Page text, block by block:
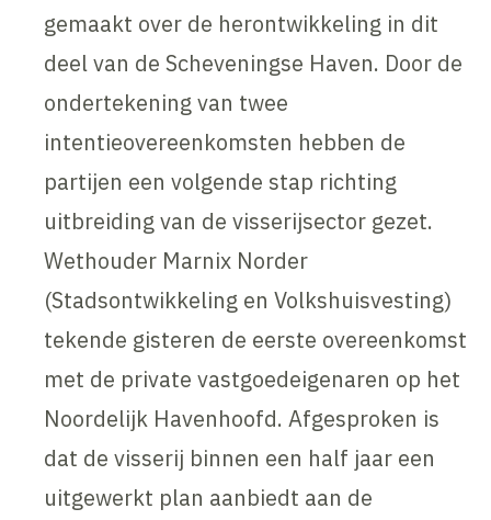
gemaakt over de herontwikkeling in dit
deel van de Scheveningse Haven. Door de
ondertekening van twee
intentieovereenkomsten hebben de
partijen een volgende stap richting
uitbreiding van de visserijsector gezet.
Wethouder Marnix Norder
(Stadsontwikkeling en Volkshuisvesting)
tekende gisteren de eerste overeenkomst
met de private vastgoedeigenaren op het
Noordelijk Havenhoofd. Afgesproken is
dat de visserij binnen een half jaar een
uitgewerkt plan aanbiedt aan de